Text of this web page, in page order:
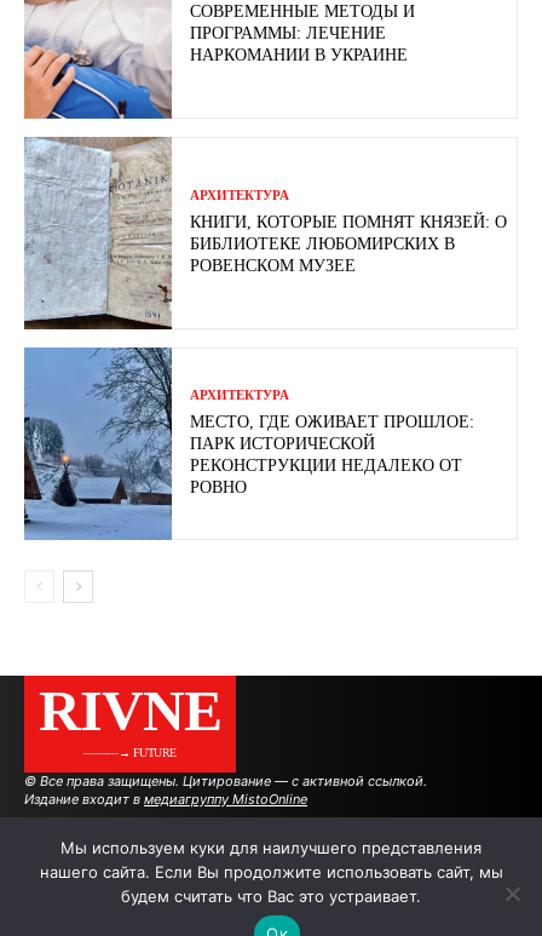
СОВРЕМЕННЫЕ МЕТОДЫ И
ПРОГРАММЫ: ЛЕЧЕНИЕ
НАРКОМАНИИ В УКРАИНЕ
АРХИТЕКТУРА
КНИГИ, КОТОРЫЕ ПОМНЯТ КНЯЗЕЙ: О
БИБЛИОТЕКЕ ЛЮБОМИРСКИХ В
РОВЕНСКОМ МУЗЕЕ
АРХИТЕКТУРА
МЕСТО, ГДЕ ОЖИВАЕТ ПРОШЛОЕ:
ПАРК ИСТОРИЧЕСКОЙ
РЕКОНСТРУКЦИИ НЕДАЛЕКО ОТ
РОВНО
RIVNE
———→ FUTURE
© Все права защищены. Цитирование — с активной ссылкой.
Издание входит в медиагруппу MistoOnline
АВТОРЫ РЕКЛАМА НА САЙТЕ
Мы используем куки для наилучшего представления
нашего сайта. Если Вы продолжите использовать сайт, мы
будем считать что Вас это устраивает.